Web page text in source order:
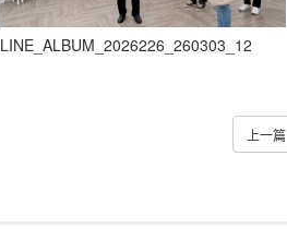
LINE_ALBUM_2026226_260303_12
上一篇